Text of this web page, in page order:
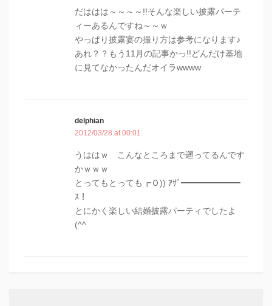
だははは～～～～!!そんな楽しい披露パーテ
ィーあるんですね～～ｗ
やっぱり披露宴の撮り方は参考になります♪
あれ？？もう11月の記事かっ!!どんだけ基地
に見てなかったんだオイラwwww
delphian
2012/03/28 at 00:01
うははｗ こんなところまで遡ってるんです
かｗｗｗ
とってもとっても┏Ｏ)) ｱｻﾞ━━━━━━━
ｽ！
とにかく楽しい結婚披露パーティでしたよ
(^^